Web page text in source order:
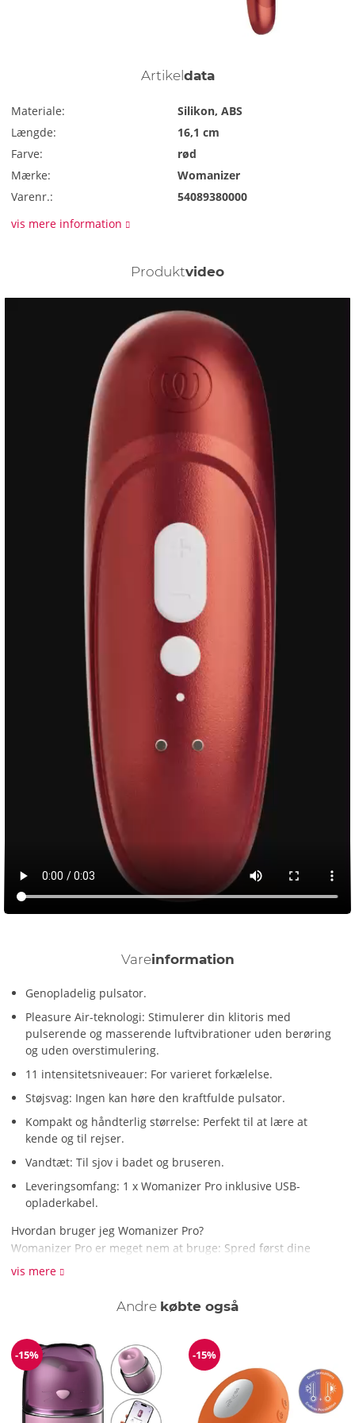
Artikeldata
Materiale:
Silikon, ABS
Længde:
16,1 cm
Farve:
rød
Mærke:
Womanizer
Varenr.:
54089380000
vis mere information
Produktvideo
Vareinformation
Genopladelig pulsator.
Pleasure Air-teknologi: Stimulerer din klitoris med
pulserende og masserende luftvibrationer uden berøring
og uden overstimulering.
11 intensitetsniveauer: For varieret forkælelse.
Støjsvag: Ingen kan høre den kraftfulde pulsator.
Kompakt og håndterlig størrelse: Perfekt til at lære at
kende og til rejser.
Vandtæt: Til sjov i badet og bruseren.
Leveringsomfang: 1 x Womanizer Pro inklusive USB-
opladerkabel.
Hvordan bruger jeg Womanizer Pro?
Womanizer Pro er meget nem at bruge: Spred først dine
vulvalæber let, så klitoris er fri. Sæt derefter
en knap starter og styrer du luftvibrationerne i 11 intensiteter
– så kan fornøjelsen begynde! Lidt vandbaseret glidecreme
Hvad er det særlige ved Womanizer Pro?
Den lydløse Pulsator Pro er det rigtige sexlegetøj til alle
Womanizer-nybegyndere, der søger afslappet nydelse og ikke
vil gå på kompromis med noget! Superhåndterlig og nem at
vis mere
Andre købte også
Rabat
-15% Rabat
-15%